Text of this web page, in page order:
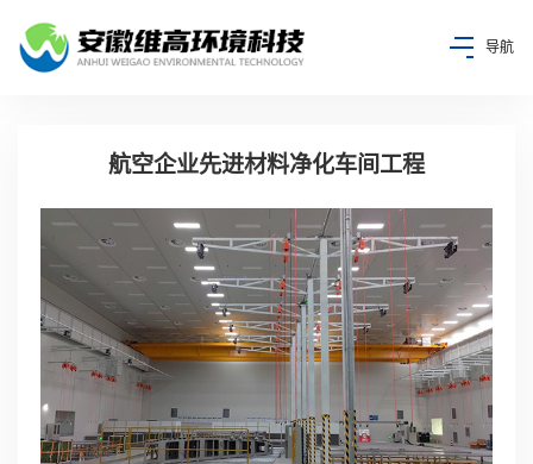
导航
航空企业先进材料净化车间工程